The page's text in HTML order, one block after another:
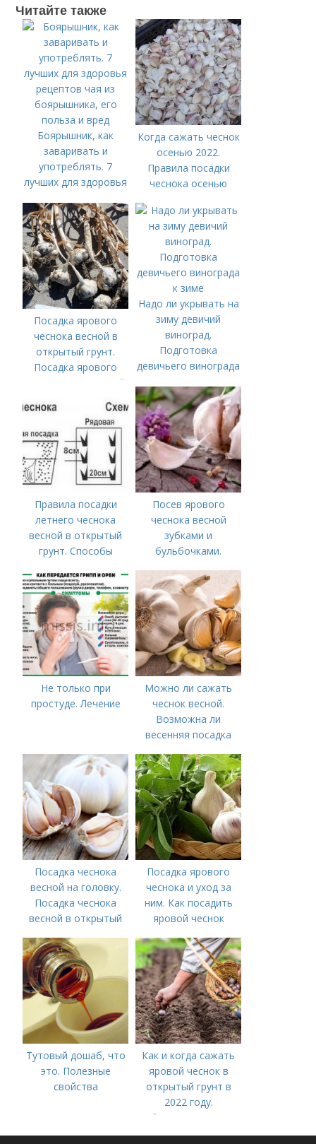
Читайте также
Боярышник, как
заваривать и
употреблять. 7
лучших для здоровья
боярышника, его
польза и вред
Когда сажать чеснок
осенью 2022.
Правила посадки
чеснока осенью
Посадка ярового
чеснока весной в
открытый грунт.
Посадка ярового
чеснока в открытый
Надо ли укрывать на
зиму девичий
виноград.
Подготовка
девичьего винограда
Правила посадки
летнего чеснока
весной в открытый
грунт. Способы
Посев ярового
чеснока весной
зубками и
бульбочками.
посадки озимого
чеснока
Не только при
простуде. Лечение
Можно ли сажать
чеснок весной.
Возможна ли
весенняя посадка
лучше делать
Посадка чеснока
весной на головку.
Посадка чеснока
весной в открытый
Посадка ярового
чеснока и уход за
ним. Как посадить
яровой чеснок
Тутовый дошаб, что
это. Полезные
свойства
Как и когда сажать
яровой чеснок в
открытый грунт в
2022 году.
Добавление статьи в
новую подборку